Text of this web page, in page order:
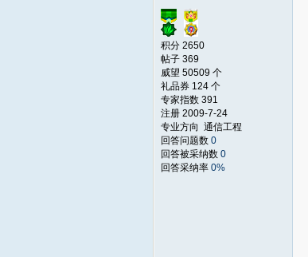
积分 2650
帖子 369
威望 50509 个
礼品券 124 个
专家指数 391
注册 2009-7-24
专业方向 通信工程
回答问题数 0
回答被采纳数 0
回答采纳率 0%